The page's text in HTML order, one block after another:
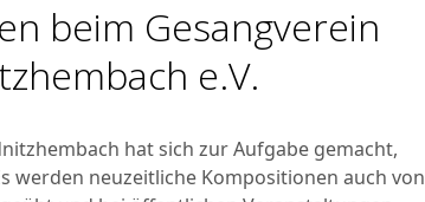
beim Gesangverein
e.V.
hat sich zur Aufgabe gemacht,
werden neuzeitliche Kompositionen auch von